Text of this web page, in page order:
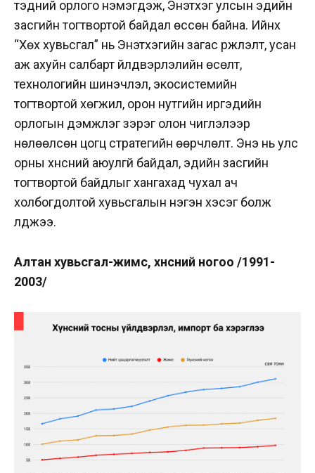
тэдний орлого нэмэгдэж, Энэтхэг улсын эдийн
засгийн тогтвортой байдал өссөн байна. Ийнхүү
“Хөх хувьсгал” нь Энэтхэгийн загас үржүүлэлт, усан
аж ахуйн салбарт үйлдвэрлэлийн өсөлт,
технологийн шинэчлэл, экосистемийн
тогтвортой хөгжил, орон нутгийн иргэдийн
орлогын дэмжлэг зэрэг олон чиглэлээр
нөлөөлсөн цогц стратегийн өөрчлөлт. Энэ нь улс
орны хүнсний аюулгүй байдал, эдийн засгийн
тогтвортой байдлыг хангахад чухал ач
холбогдолтой хувьсгалын нэгэн хэсэг болж
үлджээ.
Алтан хувьсгал-жимс, хүнсний ногоо /1991-
2003/